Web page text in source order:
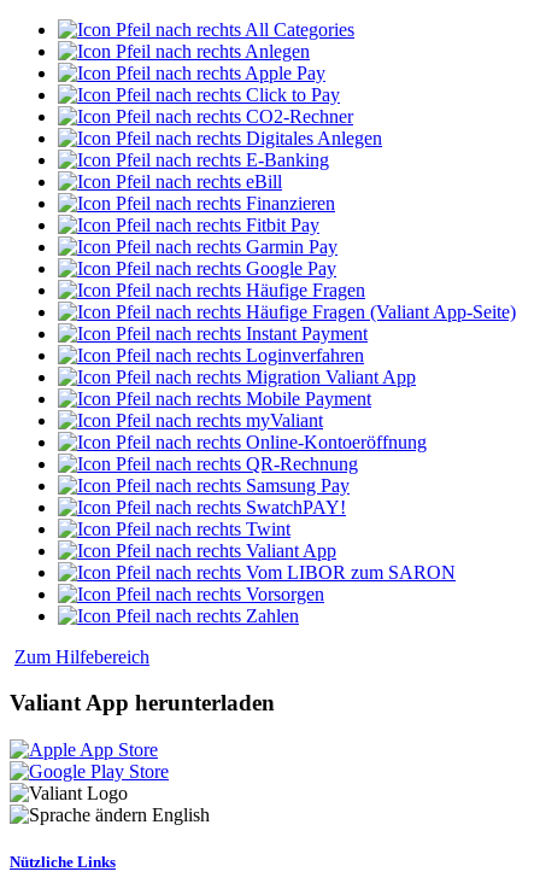
All Categories
Anlegen
Apple Pay
Click to Pay
CO2-Rechner
Digitales Anlegen
E-Banking
eBill
Finanzieren
Fitbit Pay
Garmin Pay
Google Pay
Häufige Fragen
Häufige Fragen (Valiant App-Seite)
Instant Payment
Loginverfahren
Migration Valiant App
Mobile Payment
myValiant
Online-Kontoeröffnung
QR-Rechnung
Samsung Pay
SwatchPAY!
Twint
Valiant App
Vom LIBOR zum SARON
Vorsorgen
Zahlen
Zum Hilfebereich
Valiant App herunterladen
English
Nützliche Links